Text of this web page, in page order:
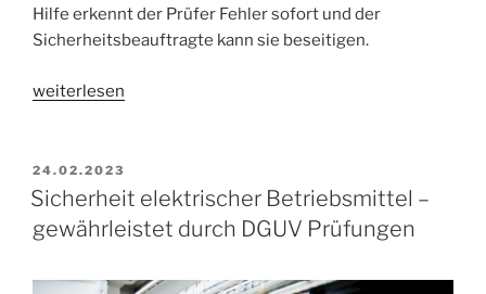
Hilfe erkennt der Prüfer Fehler sofort und der
Sicherheitsbeauftragte kann sie beseitigen.
„Einsatz
im
Rahmen
der
DGUV-
weiterlesen
VERÖFFENTLICHT
AM
24.02.2023
Sicherheit elektrischer Betriebsmittel –
gewährleistet durch DGUV Prüfungen